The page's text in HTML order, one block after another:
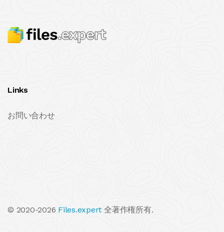
Links
お問い合わせ
© 2020-2026 Files.expert 全著作権所有.